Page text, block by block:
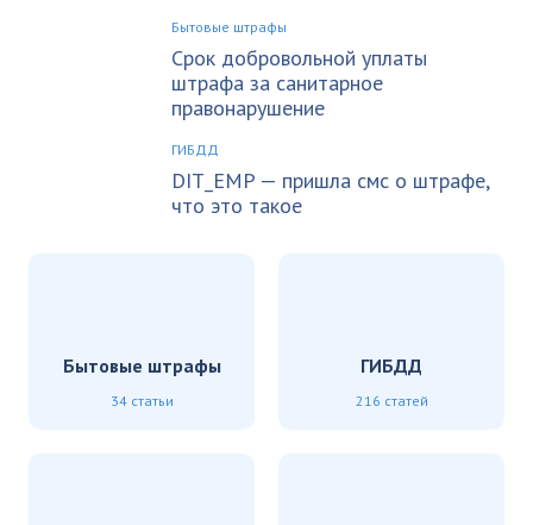
Бытовые штрафы
Срок добровольной уплаты
штрафа за санитарное
правонарушение
ГИБДД
DIT_EMP — пришла смс о штрафе,
что это такое
Бытовые штрафы
34 статьи
ГИБДД
216 статей